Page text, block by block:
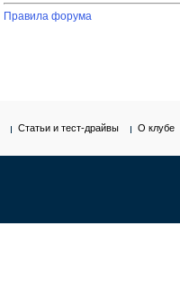
Правила форума
Статьи и тест-драйвы О клубе